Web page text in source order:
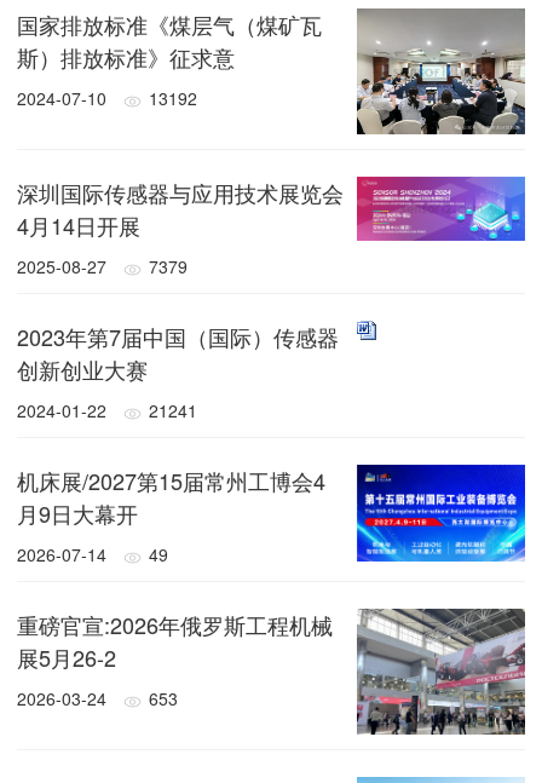
国家排放标准《煤层气（煤矿瓦
斯）排放标准》征求意
2024-07-10 13192
深圳国际传感器与应用技术展览会
4月14日开展
2025-08-27 7379
2023年第7届中国（国际）传感器
创新创业大赛
2024-01-22 21241
机床展/2027第15届常州工博会4
月9日大幕开
2026-07-14 49
重磅官宣:2026年俄罗斯工程机械
展5月26-2
2026-03-24 653